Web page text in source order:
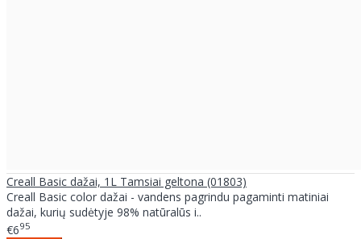
Creall Basic dažai, 1L Tamsiai geltona (01803)
Creall Basic color dažai - vandens pagrindu pagaminti matiniai
dažai, kurių sudėtyje 98% natūralūs i..
€695